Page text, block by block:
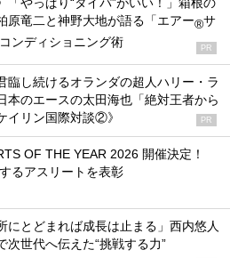
「やっぱり“タイパ”がいい！」箱根の
原竜二と神野大地が語る「エアー®サ
コンディショニング術 PR
臨し続けるオランダの超人ハリー・ラ
本のエースの太田海也「絶対王者から
イリン国際対談②》
PR
OF THE YEAR 2026 開催決定！
るアスリートを表彰
にとどまれば成長は止まる」西内悠人
次世代へ伝えた“挑戦する力”